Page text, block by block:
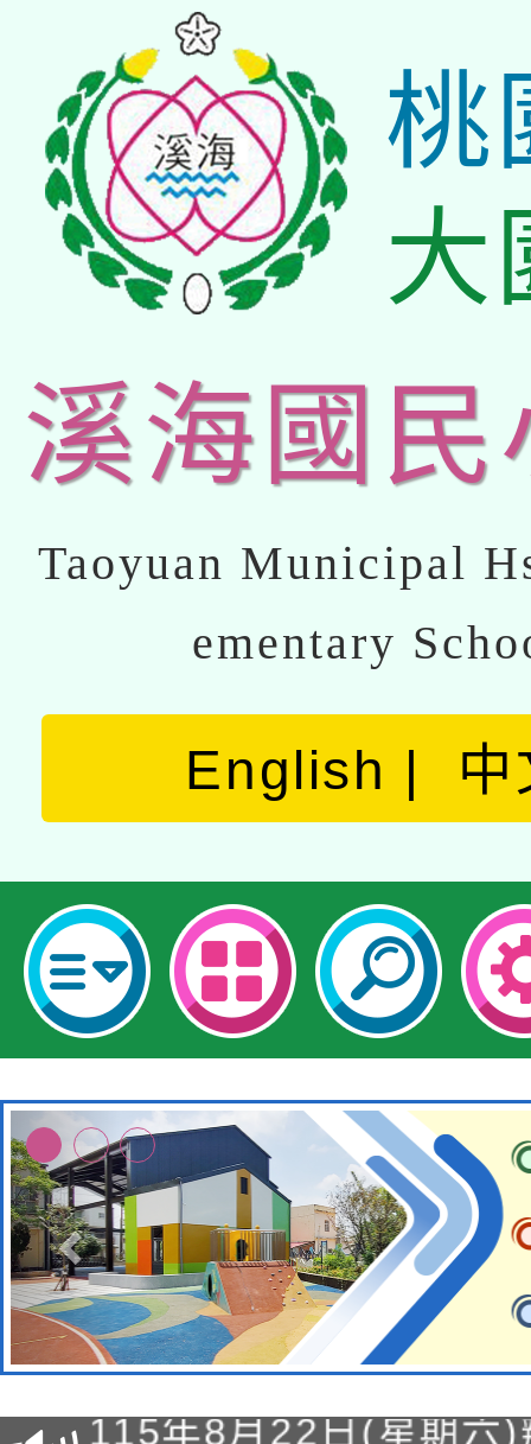
桃
大
溪海國民
Taoyuan Municipal
ementary
English 中
轉知經濟部水利署委託
業技術研究院辦理「
115年8月22日(星期六